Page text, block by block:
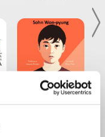
Migdală